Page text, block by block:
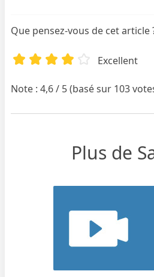
Que pensez-vous de cet article
Excellent
Note : 4,6 / 5 (basé sur 103
Plus de